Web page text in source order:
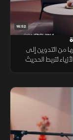
16:52
من التدوين إلى
لتربط الحديث